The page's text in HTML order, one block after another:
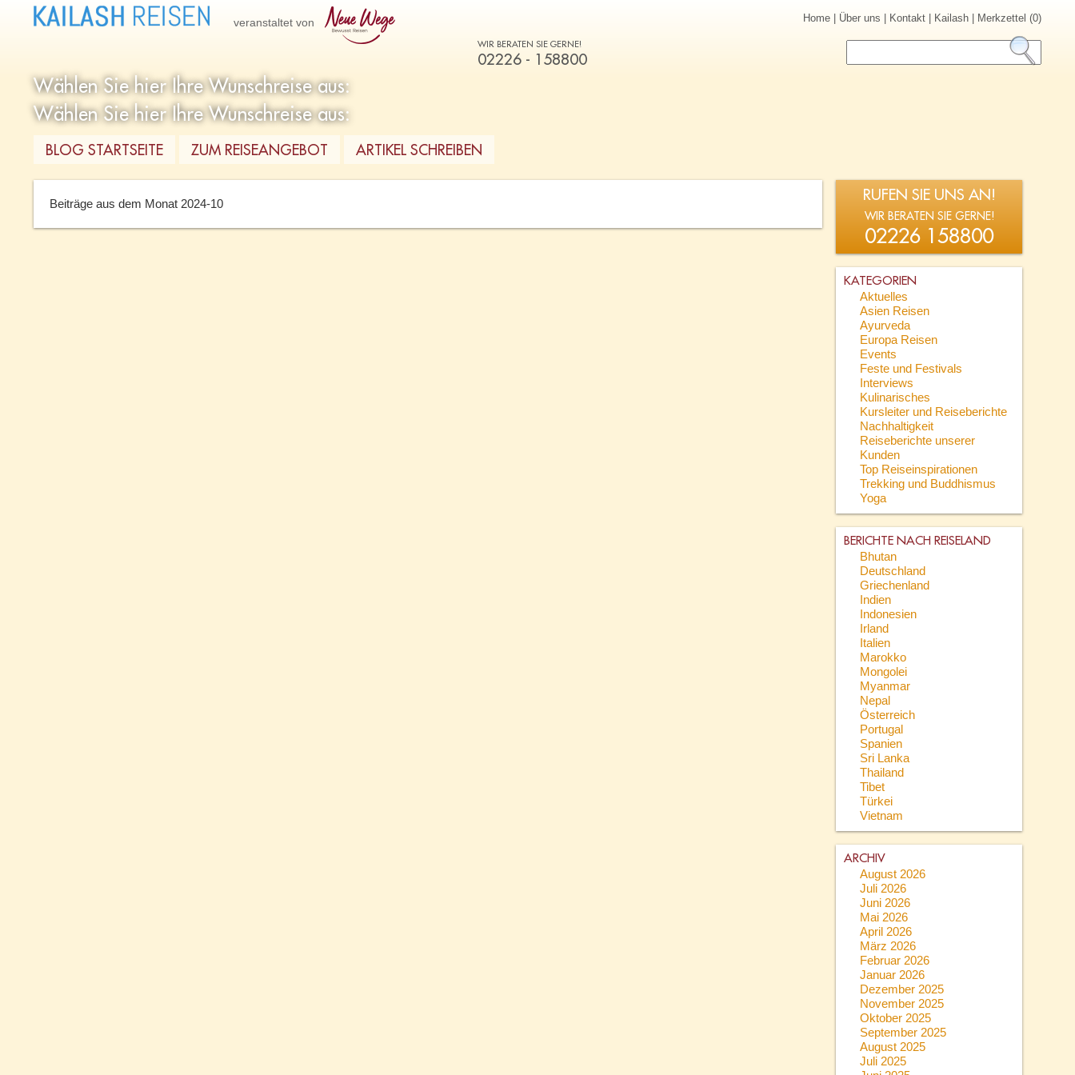
veranstaltet von
WIR BERATEN SIE GERNE!
02226 - 158800
Home Über uns Kontakt Kailash Merkzettel (0)
BLOG STARTSEITE ZUM REISEANGEBOT ARTIKEL SCHREIBEN
Beiträge aus dem Monat 2024-10 RUFEN SIE UNS AN!
WIR BERATEN SIE GERNE!
02226 158800
KATEGORIEN
Aktuelles
Asien Reisen
Ayurveda
Europa Reisen
Events
Feste und Festivals
Interviews
Kulinarisches
Kursleiter und Reiseberichte
Nachhaltigkeit
Reiseberichte unserer
Kunden
Top Reiseinspirationen
Trekking und Buddhismus
Yoga
BERICHTE NACH REISELAND
Bhutan
Deutschland
Griechenland
Indien
Indonesien
Irland
Italien
Marokko
Mongolei
Myanmar
Nepal
Österreich
Portugal
Spanien
Sri Lanka
Thailand
Tibet
Türkei
Vietnam
ARCHIV
August 2026
Juli 2026
Juni 2026
Mai 2026
April 2026
März 2026
Februar 2026
Januar 2026
Dezember 2025
November 2025
Oktober 2025
September 2025
August 2025
Juli 2025